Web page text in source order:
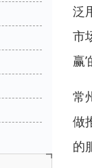
泛
市
赢
常
做
的